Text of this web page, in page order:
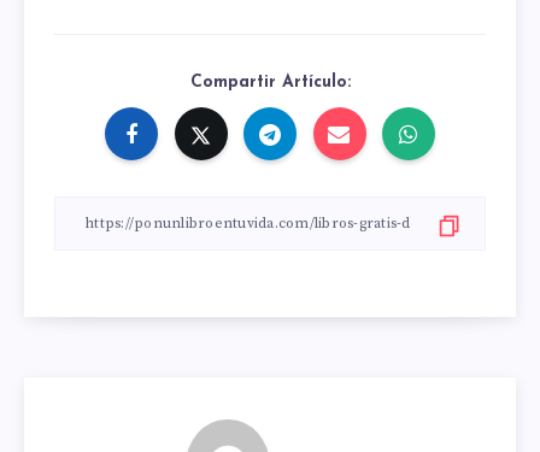
Compartir Artículo: